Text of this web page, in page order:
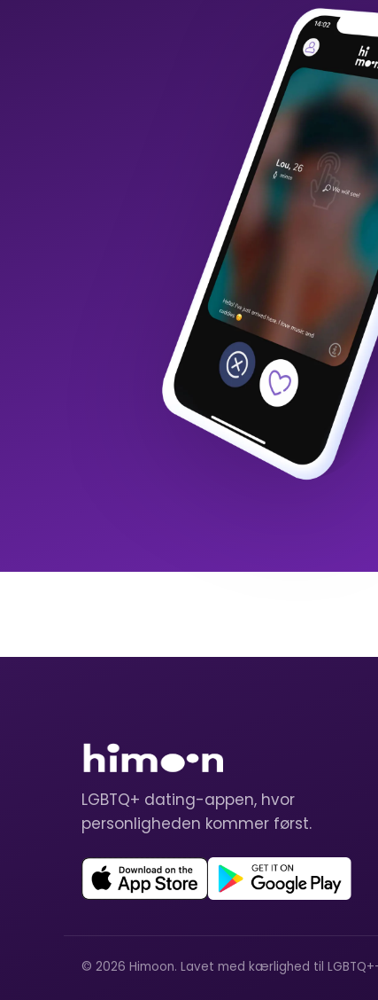
LGBTQ+ dating-appen, hvor
personligheden kommer først.
© 2026 Himoon. Lavet med kærlighed til